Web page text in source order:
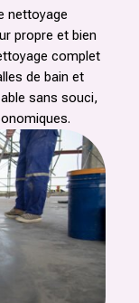
nettoyage
propre et bien
complet
de bain et
sans souci,